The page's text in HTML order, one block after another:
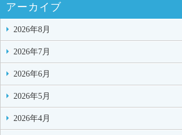
アーカイブ
2026年8月
2026年7月
2026年6月
2026年5月
2026年4月